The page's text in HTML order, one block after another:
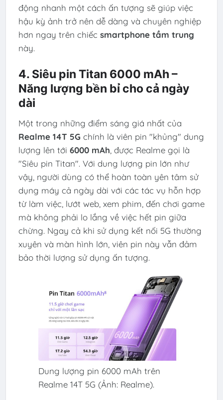
động nhanh một cách ấn tượng sẽ giúp việc
hậu kỳ ảnh trở nên dễ dàng và chuyên nghiệp
hơn ngay trên chiếc smartphone tầm trung
này.
4. Siêu pin Titan 6000 mAh –
Năng lượng bền bỉ cho cả ngày
dài
Một trong những điểm sáng giá nhất của
Realme 14T 5G chính là viên pin "khủng" dung
lượng lên tới 6000 mAh , được Realme gọi là
"Siêu pin Titan". Với dung lượng pin lớn như
vậy, người dùng có thể hoàn toàn yên tâm sử
dụng máy cả ngày dài với các tác vụ hỗn hợp
từ làm việc, lướt web, xem phim, đến chơi game
mà không phải lo lắng về việc hết pin giữa
chừng. Ngay cả khi sử dụng kết nối 5G thường
xuyên và màn hình lớn, viên pin này vẫn đảm
bảo thời lượng sử dụng ấn tượng.
Dung lượng pin 6000 mAh trên
Realme 14T 5G (Ảnh: Realme).